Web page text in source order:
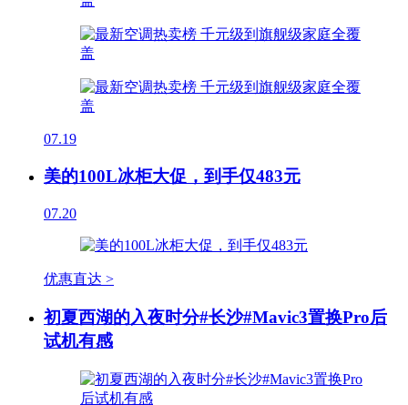
07.19
美的100L冰柜大促，到手仅483元
07.20
优惠直达 >
初夏西湖的入夜时分#长沙#Mavic3置换Pro后
试机有感